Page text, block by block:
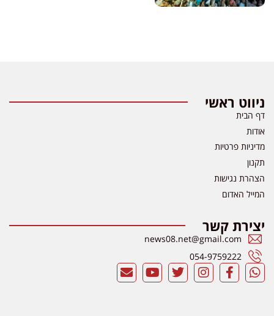
ניווט ראשי
דף הבית
אודות
מדיניות פרטיות
תקנון
הצהרת נגישות
המייל האדום
יצירת קשר
news08.net@gmail.com
054-9759222